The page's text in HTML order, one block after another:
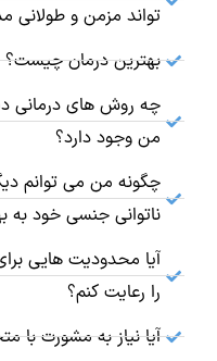
تواند مزمن و طولانی
بهترین درمان چیست؟
چه روش های درمانی
من وجود دارد؟
چگونه من می توانم
ناتوانی جنسی خود به
آیا محدودیت هایی
را رعایت کنم؟
آیا نیاز به مشورت